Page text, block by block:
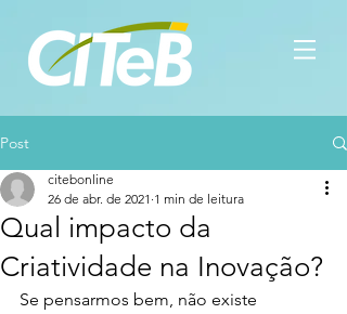
Post
Qual impacto da
Criatividade na Inovação?
citebonline
26 de abr. de 2021 1 min de leitura
Se pensarmos bem, não existe